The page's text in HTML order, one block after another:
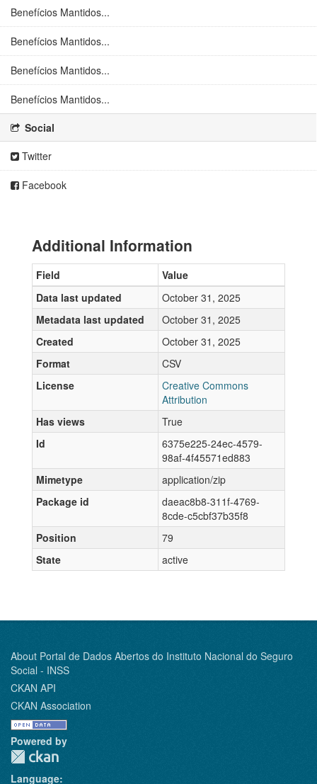
Benefícios Mantidos...
Benefícios Mantidos...
Benefícios Mantidos...
Benefícios Mantidos...
Social
Twitter
Facebook
Additional Information
Field
Value
Data last updated
October 31, 2025
Metadata last updated
October 31, 2025
Created
October 31, 2025
Format
CSV
License
Creative Commons
Attribution
Has views
True
Id
6375e225-24ec-4579-
98af-4f45571ed883
Mimetype
application/zip
Package id
daeac8b8-311f-4769-
8cde-c5cbf37b35f8
Position
79
State
active
About Portal de Dados Abertos do Instituto Nacional do Seguro
Social - INSS
CKAN API
CKAN Association
Powered by
Language